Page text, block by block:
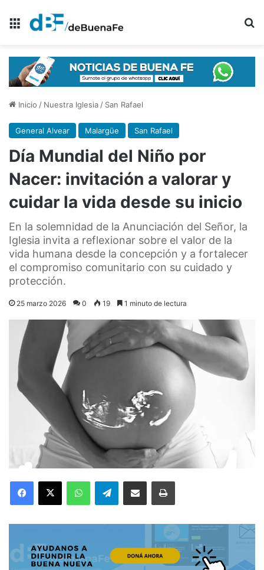
Menú
Inicio / Nuestra Iglesia/ San Rafael
General Alvear Malargüe San Rafael
Día Mundial del Niño por
Nacer: invitación a valorar y
cuidar la vida desde su inicio
En la solemnidad de la Anunciación del Señor, la
Iglesia invita a reflexionar sobre el valor de la
vida humana desde la concepción y a fortalecer
el compromiso comunitario con su cuidado y
protección.
25 marzo 2026 0 19 1 minuto de lectura
Telegram